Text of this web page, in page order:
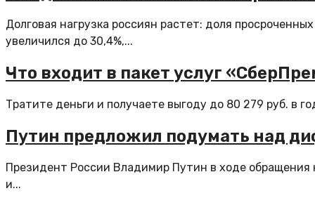
Долговая нагрузка россиян растет: доля
увеличился до 30,4%,...
Что входит в пакет услуг
Тратите деньги и получаете выгоду до 80 279 руб. в
Путин предложил подумать над
Президент России Владимир Путин в ходе
и...